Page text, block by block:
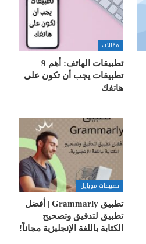
مقالات
تطبيقات الهاتف: أهم 9
تطبيقات يجب أن تكون على
هاتفك
تطبيقات موبايل
تطبيق Grammarly | أفضل
تطبيق لتدقيق وتصحيح
الكتابة باللغة الإنجليزية مجاناً!